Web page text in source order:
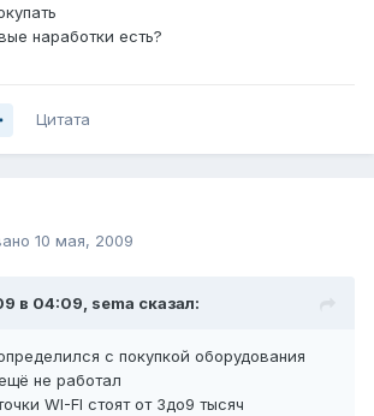
наработки есть?
Цитата
10 мая, 2009
в 04:09, sema сказал:
с покупкой оборудования
не работал
WI-FI стоят от 3до9 тысяч